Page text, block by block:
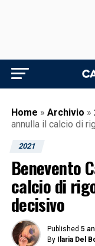
Home » Archivio »
annulla il calcio di
2021
Benevento
calcio di
decisivo
Published 5
By
Ilaria Del